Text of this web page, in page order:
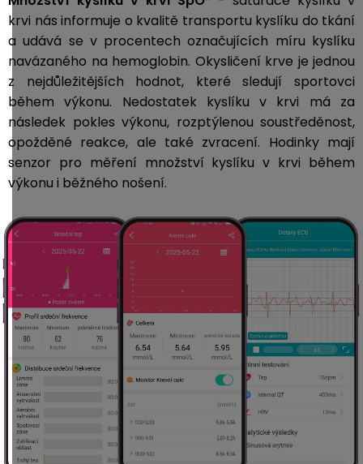
krvi nás informuje o kvalitě transportu kyslíku do tkání
a udává se v procentech označujících míru kyslíku
navázaného na hemoglobin. Okysličení krve je jednou
z nejdůležitějších hodnot, které sledují sportovci
během výkonu. Nedostatek kyslíku v krvi má za
následek pokles výkonu, rozptýlenou soustředěnost,
opožděné reakce, ale také zvracení. Hodinkymají
senzor pro měření množství kyslíku v krvi během
výkonu i běžného nošení.